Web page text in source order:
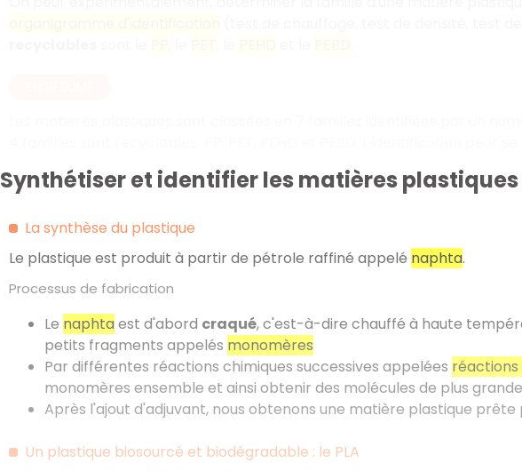
Synthétiser et identifier les matières
La synthèse du plastique
Le plastique est produit à partir de pétrole raffiné appelé naphta.
Processus de fabrication
Le naphta est d'abord craqué, c'est-à-dire chauffé à haute
petits fragments appelés monomères
Par différentes réactions chimiques successives appelées
monomères ensemble et ainsi obtenir des molécules de plus
Après l'ajout d'adjuvant, nous obtenons une matière plastique prête
Un plastique biosourcé et biodégradable : le PLA